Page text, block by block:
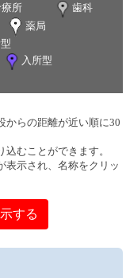
所
歯科
薬局
入所型
からの距離が近い順に30
むことができます。
表示され、名称をクリッ
する